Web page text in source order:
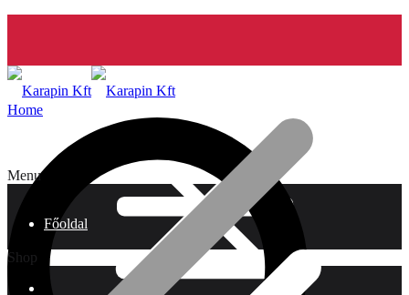
Menu
Főoldal
Shop
Home